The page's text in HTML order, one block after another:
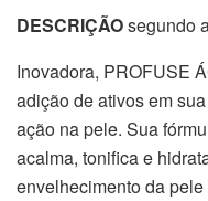
DESCRIÇÃOsegundo
Inovadora, PROFUSE
adição de ativos em
ação na pele. Sua
acalma, tonifica e
envelhecimento da